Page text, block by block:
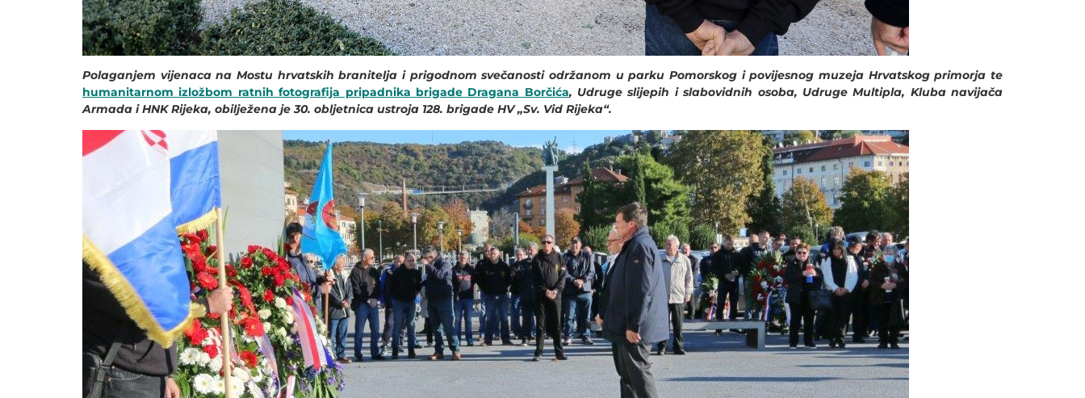
Polaganjem vijenaca na Mostu hrvatskih branitelja i prigodnom svečanosti održanom u parku Pomorskog i povijesnog muzeja Hrvatskog primorja te
humanitarnom izložbom ratnih fotografija pripadnika brigade Dragana Borčića, Udruge slijepih i slabovidnih osoba, Udruge Multipla, Kluba navijača
Armada i HNK Rijeka, obilježena je 30. obljetnica ustroja 128. brigade HV „Sv. Vid Rijeka“.